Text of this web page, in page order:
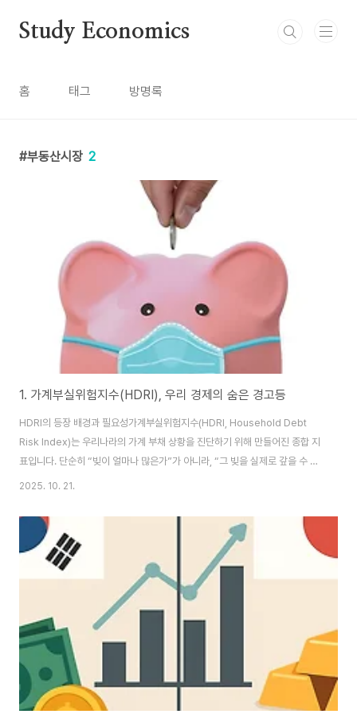
Study Economics
홈 태그 방명록
부동산시장 2
1. 가계부실위험지수(HDRI), 우리 경제의 숨은 경고등
HDRI의 등장 배경과 필요성가계부실위험지수(HDRI, Household Debt
Risk Index)는 우리나라의 가계 부채 상황을 진단하기 위해 만들어진 종합 지
표입니다. 단순히 “빚이 얼마나 많은가”가 아니라, “그 빚을 실제로 갚을 수 있
는가”에 초점을 맞춘다는 점에서 중요합니다. 이 지수가 주목받게 된 이유는,
히 코로나19 이후 저금리와 부동산 가격 상승이 맞물리면서 대출이 빠르게 늘
었고, 이후 금리가 오르자 상환 부담이 급증했습니다. 이러한 상황에서 정부와
금융당국은 가계의 재무건전성을 조기에 파악할 수 있는 지표가 필요했습니다.
그 결과 탄생한 것이 바로 HDRI입니다. 한국은행과 금융위원회가 공동으로 개
2025. 10. 21.